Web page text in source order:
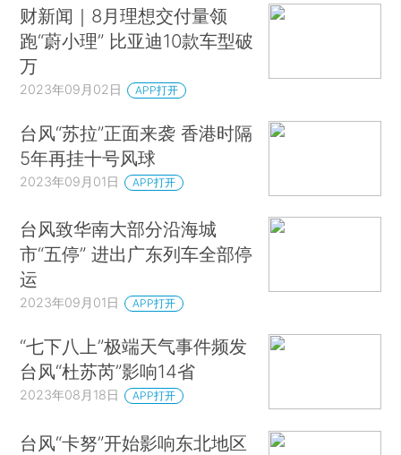
财新闻｜8月理想交付量领
跑“蔚小理” 比亚迪10款车型破
万
2023年09月02日 APP打开
台风“苏拉”正面来袭 香港时隔
5年再挂十号风球
2023年09月01日 APP打开
台风致华南大部分沿海城
市“五停” 进出广东列车全部停
运
2023年09月01日 APP打开
“七下八上”极端天气事件频发
台风“杜苏芮”影响14省
2023年08月18日 APP打开
台风“卡努”开始影响东北地区